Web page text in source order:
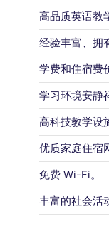
高品质英语教
经验丰富、拥
学费和住宿费
学习环境安静
高科技教学设
优质家庭住宿
免费 Wi-Fi。
丰富的社会活